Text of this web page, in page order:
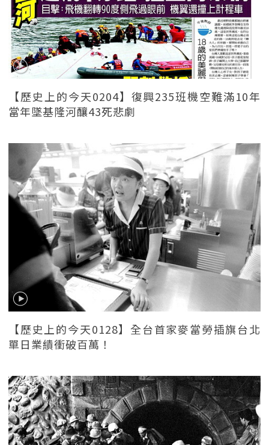
【歷史上的今天0204】復興235班機空難滿10年
當年墜基隆河釀43死悲劇
【歷史上的今天0128】全台首家麥當勞插旗台北
單日業績衝破百萬！